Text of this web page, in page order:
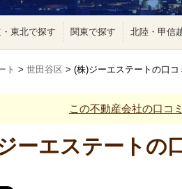
東北で探す 関東で探す 北陸・甲信
ト > 世田谷区 > (株)ジーエステートの口コ
この不動産会社の口コ
ーエステートの